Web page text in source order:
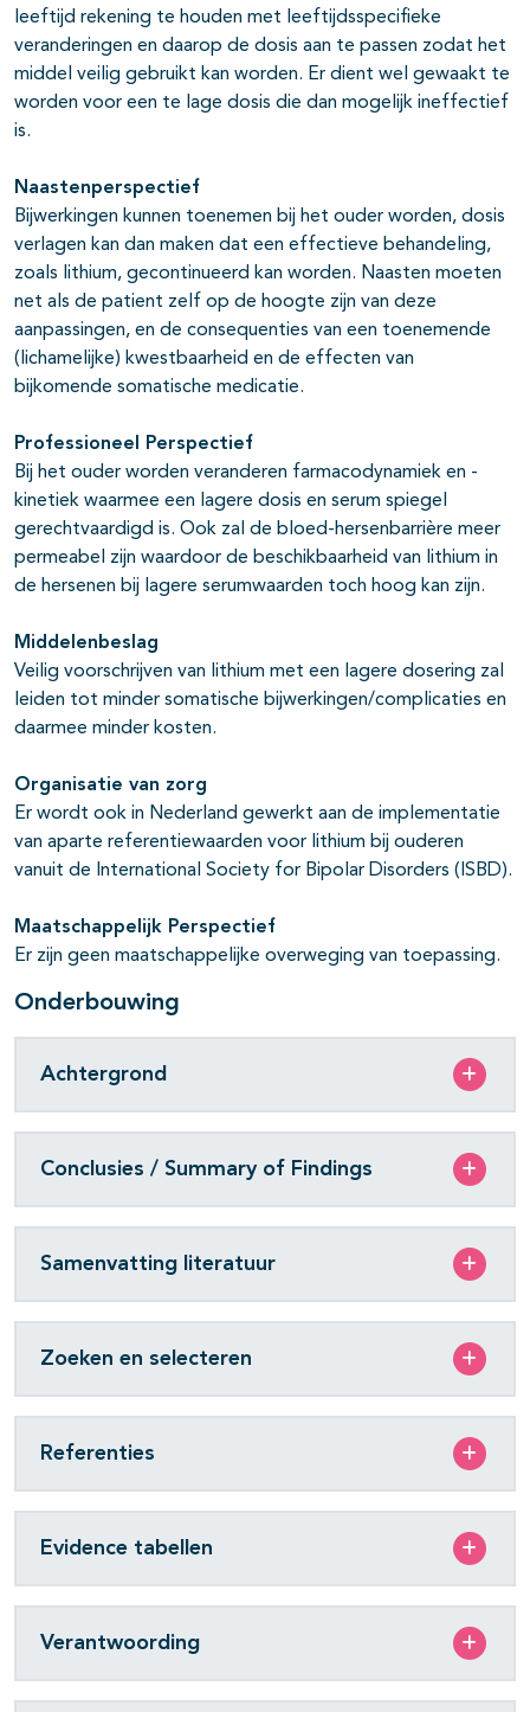
leeftijd rekening te houden met leeftijdsspecifieke
veranderingen en daarop de dosis aan te passen zodat het
middel veilig gebruikt kan worden. Er dient wel gewaakt te
worden voor een te lage dosis die dan mogelijk ineffectief
is.
Naastenperspectief
Bijwerkingen kunnen toenemen bij het ouder worden, dosis
verlagen kan dan maken dat een effectieve behandeling,
zoals lithium, gecontinueerd kan worden. Naasten moeten
net als de patient zelf op de hoogte zijn van deze
aanpassingen, en de consequenties van een toenemende
(lichamelijke) kwestbaarheid en de effecten van
bijkomende somatische medicatie.
Professioneel Perspectief
Bij het ouder worden veranderen farmacodynamiek en -
kinetiek waarmee een lagere dosis en serum spiegel
gerechtvaardigd is. Ook zal de bloed-hersenbarrière meer
permeabel zijn waardoor de beschikbaarheid van lithium in
de hersenen bij lagere serumwaarden toch hoog kan zijn.
Middelenbeslag
Veilig voorschrijven van lithium met een lagere dosering zal
leiden tot minder somatische bijwerkingen/complicaties en
daarmee minder kosten.
Organisatie van zorg
Er wordt ook in Nederland gewerkt aan de implementatie
van aparte referentiewaarden voor lithium bij ouderen
vanuit de International Society for Bipolar Disorders (ISBD).
Maatschappelijk Perspectief
Er zijn geen maatschappelijke overweging van toepassing.
Onderbouwing
Achtergrond
Conclusies / Summary of Findings
Samenvatting literatuur
Zoeken en selecteren
Referenties
Evidence tabellen
Verantwoording